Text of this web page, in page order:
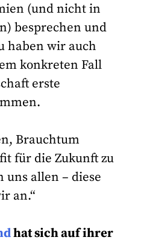
(und nicht in
besprechen und
haben wir auch
konkreten Fall
erste
Brauchtum
für die Zukunft zu
uns allen – diese
an.“
hat sich auf ihrer